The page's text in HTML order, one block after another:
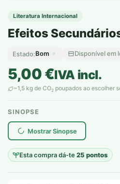
Literatura Internacional
Efeitos
Estado:Bom Disponível em
5,00€IVA incl.
~1,5 kg de CO2 poupados ao escolher
SINOPSE
Mostrar Sinopse
Esta compra dá-te25 pontos
plantar árvores reais